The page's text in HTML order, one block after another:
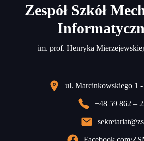
Zespół Szkół
im. prof. Henryka
ul. Marcinkowskiego 1
+48 59 862 –